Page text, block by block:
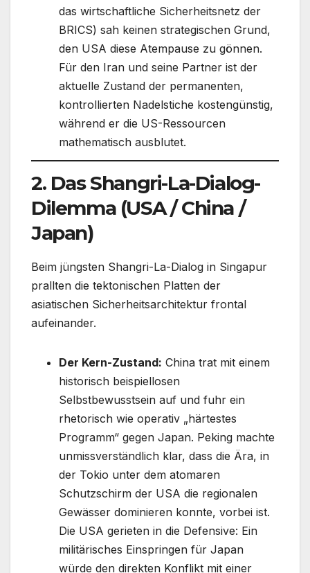
das wirtschaftliche Sicherheitsnetz der
BRICS) sah keinen strategischen Grund,
den USA diese Atempause zu gönnen.
Für den Iran und seine Partner ist der
aktuelle Zustand der permanenten,
kontrollierten Nadelstiche kostengünstig,
während er die US-Ressourcen
mathematisch ausblutet.
2. Das Shangri-La-Dialog-
Dilemma (USA / China /
Japan)
Beim jüngsten Shangri-La-Dialog in Singapur
prallten die tektonischen Platten der
asiatischen Sicherheitsarchitektur frontal
aufeinander.
Der Kern-Zustand: China trat mit einem
historisch beispiellosen
Selbstbewusstsein auf und fuhr ein
rhetorisch wie operativ „härtestes
Programm“ gegen Japan. Peking machte
unmissverständlich klar, dass die Ära, in
der Tokio unter dem atomaren
Schutzschirm der USA die regionalen
Gewässer dominieren konnte, vorbei ist.
Die USA gerieten in die Defensive: Ein
militärisches Einspringen für Japan
würde den direkten Konflikt mit einer